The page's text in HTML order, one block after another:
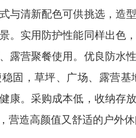
与清新配色可供挑选，造
。实用防护性能同样出色
露营聚餐使用。优良防水
固，草坪、广场、露营
康。采购成本低，收纳存
造高颜值又舒适的户外休